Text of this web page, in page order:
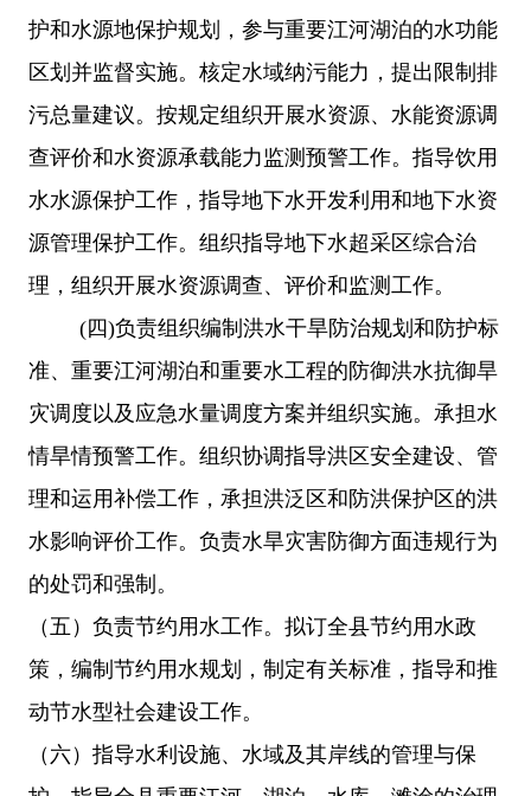
护和水源地保护规划，参与重要江河湖泊的水功能
区划并监督实施。核定水域纳污能力，提出限制排
污总量建议 。 按规定组织开展水资源、水能资源调
查评价和水资源承载能力监测预警工作。 指导饮用
水水源保护工作，指导地下水开发利用和地下水资
源管理保护工作。组织指导地下水超采区综合治
理，组织开展水资源调查、评价和监测 工作。
(四)负责组织编制洪水干旱防治规划和防护标
准、重要江河湖泊和重要水工程的防御洪水抗御旱
灾调度以及应急水量调度方案并组织实施。承担水
情旱情预警工作。组织协调指导洪区安全建设、管
理和运用补偿工作，承担洪泛区和防洪保护区的洪
水影响评价工作。 负责水旱灾害防御方面违规行为
的处罚和强制。
（ 五 ）负责节约用水工作。拟订全县节约用水政
策，编制节约用水规划，制定有关标准，指导和推
动节水型社会建设工作。
（ 六）指导水利设施、水域及其岸线的管理与保